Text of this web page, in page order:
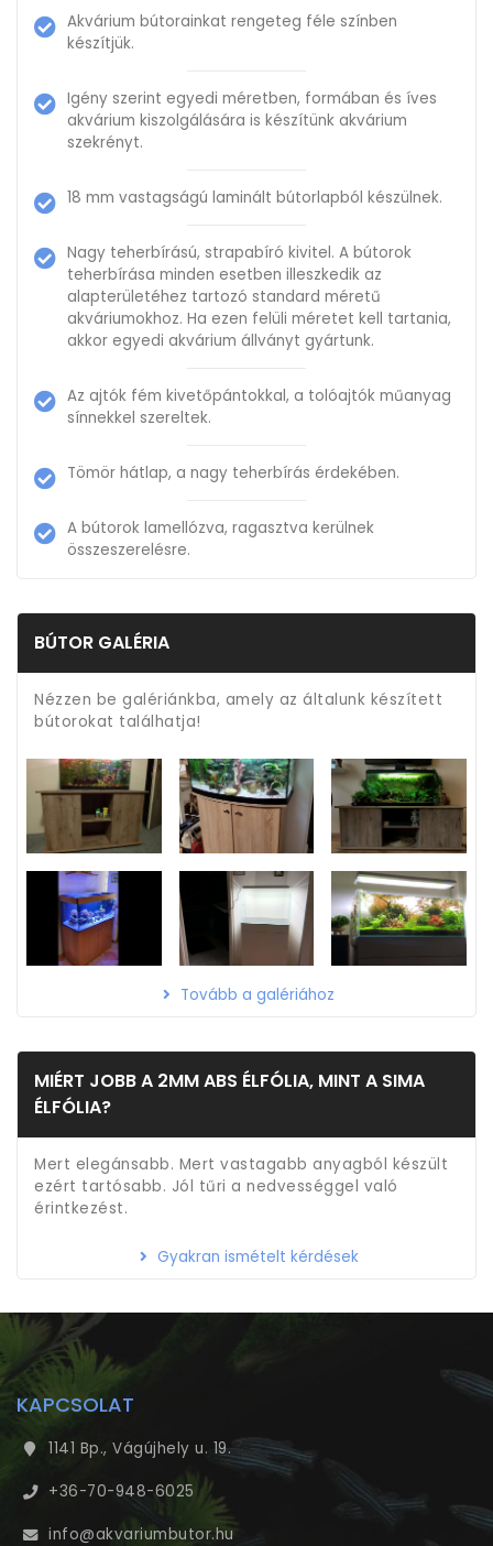
Akvárium bútorainkat rengeteg féle színben
készítjük.
Igény szerint egyedi méretben, formában és íves
akvárium kiszolgálására is készítünk akvárium
szekrényt.
18 mm vastagságú laminált bútorlapból készülnek.
Nagy teherbírású, strapabíró kivitel. A bútorok
teherbírása minden esetben illeszkedik az
alapterületéhez tartozó standard méretű
akváriumokhoz. Ha ezen felüli méretet kell tartania,
akkor egyedi akvárium állványt gyártunk.
Az ajtók fém kivetőpántokkal, a tolóajtók műanyag
sínnekkel szereltek.
Tömör hátlap, a nagy teherbírás érdekében.
A bútorok lamellózva, ragasztva kerülnek
összeszerelésre.
BÚTOR GALÉRIA
Nézzen be galériánkba, amely az általunk készített
bútorokat találhatja!
Tovább a galériához
MIÉRT JOBB A 2MM ABS ÉLFÓLIA, MINT A SIMA
ÉLFÓLIA?
Mert elegánsabb. Mert vastagabb anyagból készült
ezért tartósabb. Jól tűri a nedvességgel való
érintkezést.
Gyakran ismételt kérdések
KAPCSOLAT
1141 Bp., Vágújhely u. 19.
+36-70-948-6025
info@akvariumbutor.hu